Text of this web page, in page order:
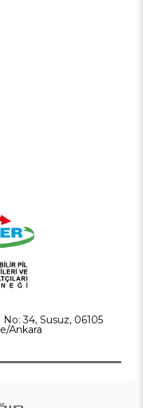
No: 34, Susuz, 06105
Ankara